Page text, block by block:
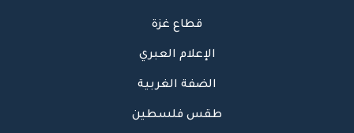
قطاع غزة
الإعلام العبري
الضفة الغربية
طقس فلسطين